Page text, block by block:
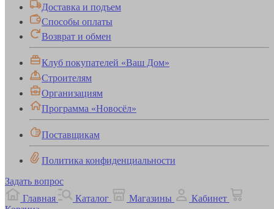
Доставка и подъем
Способы оплаты
Возврат и обмен
Клуб покупателей «Ваш Дом»
Строителям
Организациям
Программа «Новосёл»
Поставщикам
Политика конфиденциальности
Задать вопрос
Главная
Каталог Магазины
Кабинет